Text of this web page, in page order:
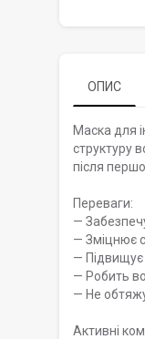
ОПИС
Маска для
структуру
після
Переваги:
—
— Зміцнює
— Підвищує
— Робить
— Не
Активні